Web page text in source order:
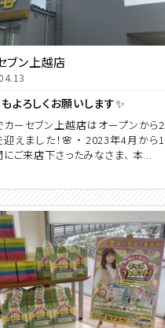
ブン上越店
よろしくお願いします✨
ーセブン上越店はオープンから2
えました！🌸 ・ 2023年4月から1
ご来店下さったみなさま、 本...